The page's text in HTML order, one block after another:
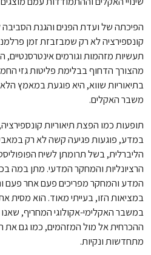
הפיכתה של ועדת הפנים והגנת הסביבה
קונספירציה לא רק שמבזבזת זמן
תעשיות מזהמות וגורמים
מהצורך הדחוף בבלימת פליטות גזי
בתיאוריות שווא, היא פוגעת במאמץ
משבר האקלים.
תופעות כמו הפצת תיאוריות
במדע, פוגעות פגיעה קשה לא רק
הליברלית, בשל תרומתן לשיח
הרציונליות והמחקר המדעי. מתן במה
המדע והמחקר מפריכים פעם אחר פעם
במציאות הזו, בעייתי מאוד. הוא מסית
במשבר האקלימי-אקולוגי המחריף,
ההכרחית אל מול המזהמים, כמו גם את
מתחדשות ונקיות.